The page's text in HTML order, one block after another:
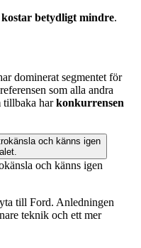
betydligt mindre.
dominerat segmentet för
som alla andra
tillbaka harkonkurrensen
och känns igen
till Ford. Anledningen
teknik och ett mer